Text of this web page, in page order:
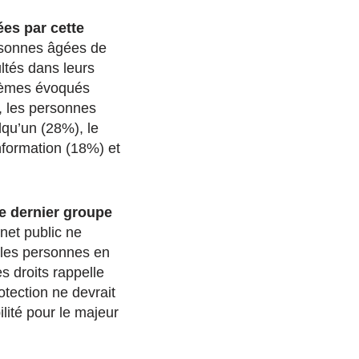
par cette
âgées de
dans leurs
évoqués
les personnes
(28%), le
(18%) et
dernier groupe
public ne
personnes en
droits rappelle
ne devrait
pour le majeur